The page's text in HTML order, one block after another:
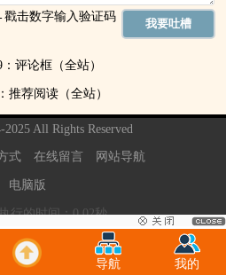
评论框（全站）
推荐阅读（全站）
All Rights Reserved
式 在线留言 网站导航
电脑版
行的时间：0.02秒
导航 我的